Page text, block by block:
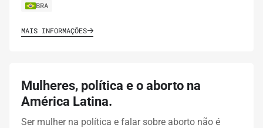
BRA
MAIS INFORMAÇÕES
Mulheres, política e o aborto na
América Latina.
Ser mulher na política e falar sobre aborto não é